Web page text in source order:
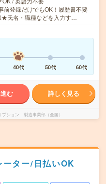
登録だけでもOK！履歴書不要
★氏名・職種などを入力す…
40代 50代 60代
む 詳しく見る
プション 製造事業部（全国）
ーター/日払いOK